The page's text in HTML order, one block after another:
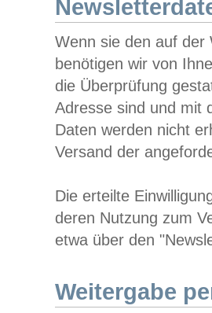
Wenn sie den auf der
benötigen wir von
die Überprüfung
Adresse sind und mit
Daten werden nicht
Versand der
Die erteilte
deren Nutzung zum
etwa über den
Weitergabe